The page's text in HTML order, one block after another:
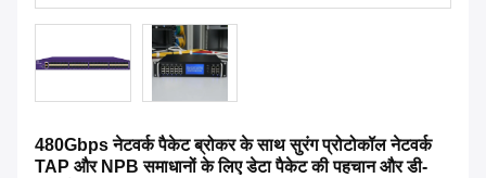
480Gbps नेटवर्क पैकेट ब्रोकर के साथ सुरंग प्रोटोकॉल नेटवर्क
TAP और NPB समाधानों के लिए डेटा पैकेट की पहचान और डी-